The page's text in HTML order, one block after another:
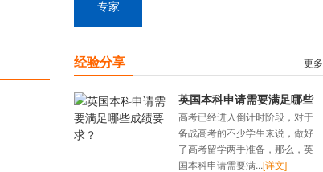
专家
经验分享 更多
英国本科申请需要满足哪些
成绩要求？
高考已经进入倒计时阶段，对于
备战高考的不少学生来说，做好
了高考留学两手准备，那么，英
国本科申请需要满...[详文]